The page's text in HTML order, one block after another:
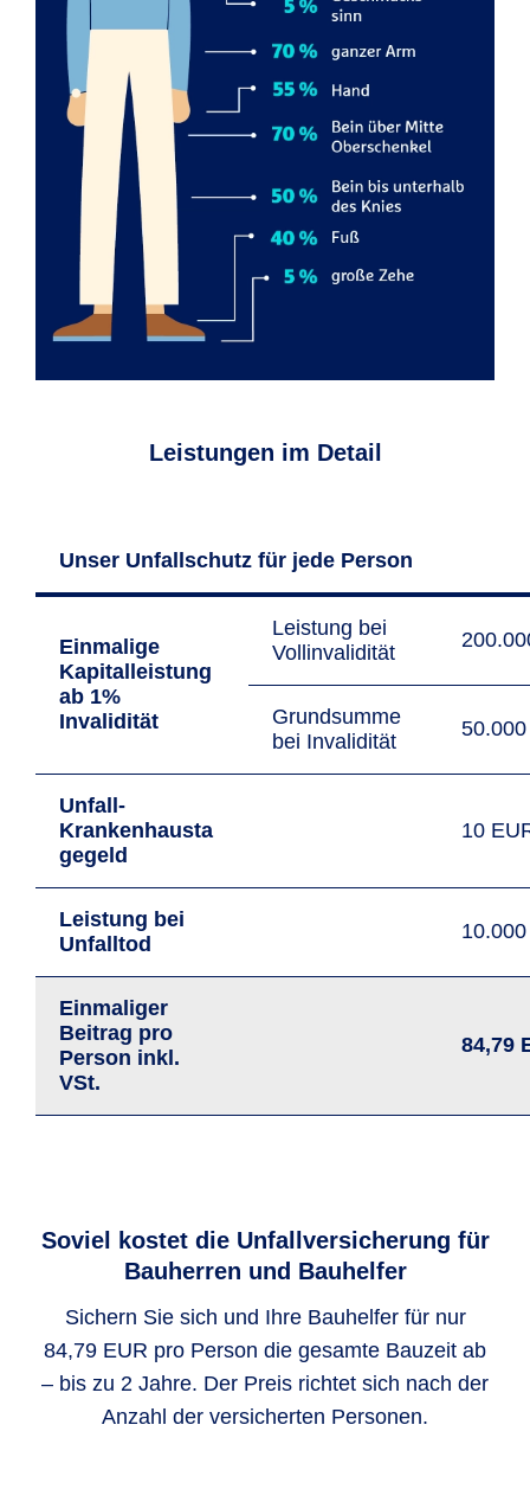
Leistungen im Detail
Unser Unfallschutz für jede Person
Einmalige
Kapitalleistung
ab 1%
Invalidität
Leistung bei
Vollinvalidität
Grundsumme
bei Invalidität
Unfall-
Krankenhausta
gegeld
10
Leistung bei
Unfalltod
Einmaliger
Beitrag pro
Person inkl.
VSt.
84,79
Soviel kostet die Unfallversicherung für
Bauherren und Bauhelfer
Sichern Sie sich und Ihre Bauhelfer für nur
84,79 EUR pro Person die gesamte Bauzeit ab
– bis zu 2 Jahre. Der Preis richtet sich nach der
Anzahl der versicherten Personen.